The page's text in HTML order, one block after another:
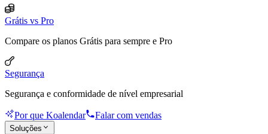
Grátis vs Pro
Compare os planos Grátis para sempre e Pro
Segurança
Segurança e conformidade de nível empresarial
Por que Koalendar Falar com vendas
Soluções